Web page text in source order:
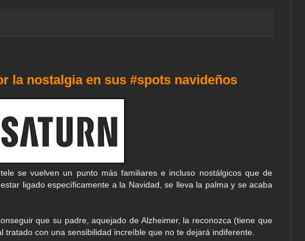
la nostalgia en sus #spots navideños
se vuelven un punto más familiares e incluso nostálgicos que de
ligado específicamente a la Navidad, se lleva la palma y se acaba
que su padre, aquejado de Alzheimer, la reconozca (tiene que
con una sensibilidad increíble que no te dejará indiferente.